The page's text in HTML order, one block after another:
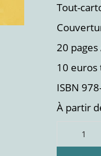
Tout-
20
10 euros
ISBN
À partir